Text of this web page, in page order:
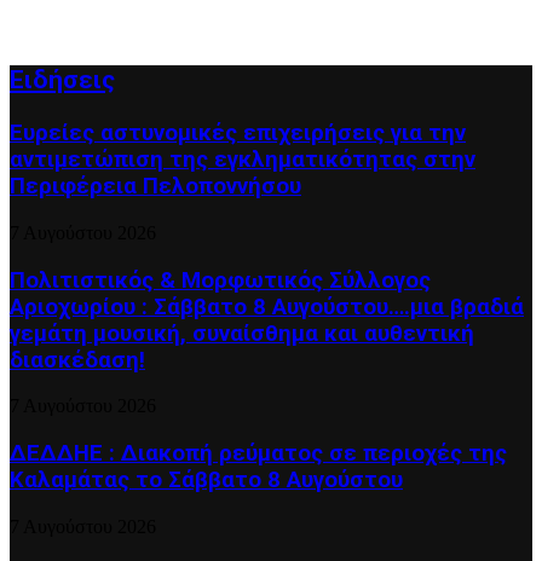
Ειδήσεις
Ευρείες αστυνομικές επιχειρήσεις για την
αντιμετώπιση της εγκληματικότητας στην
Περιφέρεια Πελοποννήσου
Πολιτιστικός & Μορφωτικός Σύλλογος
Αριοχωρίου : Σάββατο 8 Αυγούστου….μια βραδιά
γεμάτη μουσική, συναίσθημα και αυθεντική
διασκέδαση!
ΔΕΔΔΗΕ : Διακοπή ρεύματος σε περιοχές της
Καλαμάτας το Σάββατο 8 Αυγούστου